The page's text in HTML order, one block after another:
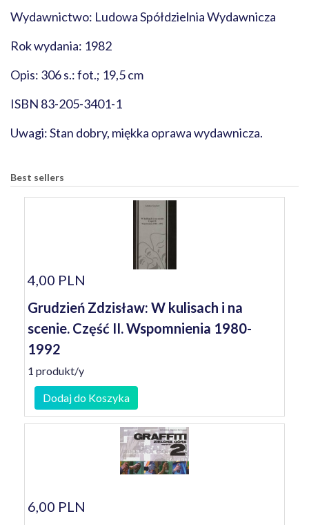
Wydawnictwo: Ludowa Spółdzielnia Wydawnicza
Rok wydania: 1982
Opis: 306 s.: fot.; 19,5 cm
ISBN 83-205-3401-1
Uwagi: Stan dobry, miękka oprawa wydawnicza.
Best sellers
4,00 PLN
Grudzień Zdzisław: W kulisach i na
scenie. Część II. Wspomnienia 1980-
1992
1 produkt/y
Dodaj do Koszyka
6,00 PLN